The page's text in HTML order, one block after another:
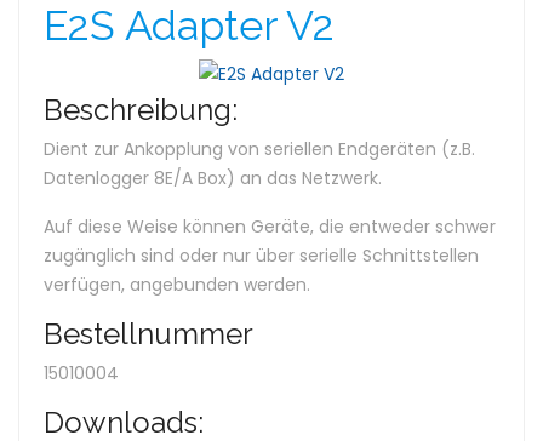
E2S Adapter V2
Beschreibung:
Dient zur Ankopplung von seriellen Endgeräten (z.B.
Datenlogger 8E/A Box) an das Netzwerk.
Auf diese Weise können Geräte, die entweder schwer
zugänglich sind oder nur über serielle Schnittstellen
verfügen, angebunden werden.
Bestellnummer
15010004
Downloads: